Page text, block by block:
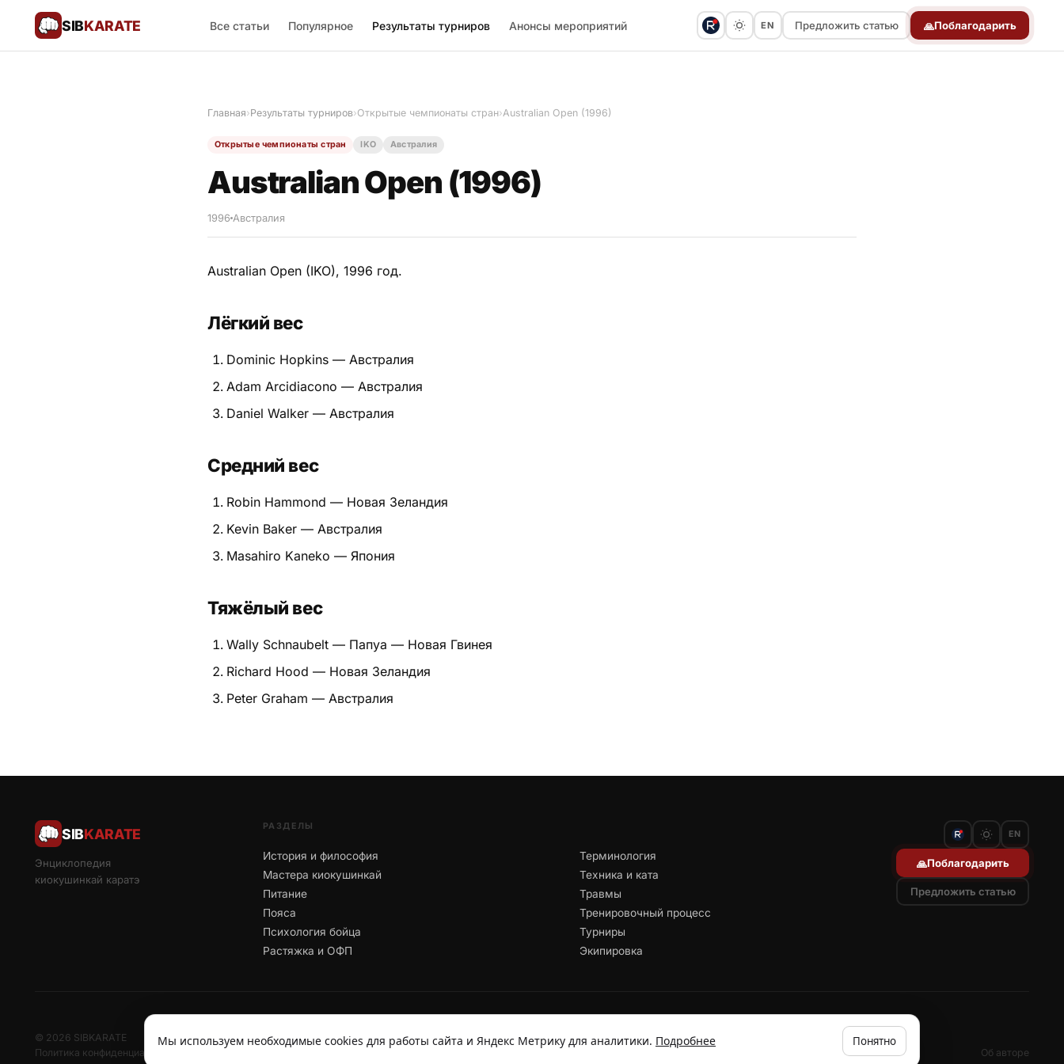
SIBKARATE Все статьи Популярное Результаты турниров Анонсы мероприятий EN Предложить статью 🙏Поблагодарить
Главная›Результаты турниров›Открытые чемпионаты стран›Australian Open (1996)
Открытые чемпионаты стран IKO Австралия
Australian Open (1996)
1996 Австралия
Australian Open (IKO), 1996 год.
Лёгкий вес
Dominic Hopkins — Австралия
Adam Arcidiacono — Австралия
Daniel Walker — Австралия
Средний вес
Robin Hammond — Новая Зеландия
Kevin Baker — Австралия
Masahiro Kaneko — Япония
Тяжёлый вес
Wally Schnaubelt — Папуа — Новая Гвинея
Richard Hood — Новая Зеландия
Peter Graham — Австралия
SIBKARATE
Энциклопедия
киокушинкай каратэ
РАЗДЕЛЫ
История и философия
Мастера киокушинкай
Питание
Пояса
Психология бойца
Растяжка и ОФП
Терминология
Техника и ката
Травмы
Тренировочный процесс
Турниры
Экипировка
EN
🙏Поблагодарить
Предложить статью
© 2026 SIBKARATE
Политика конфиденциальности
Об авторе
Мы используем необходимые cookies для работы сайта и Яндекс Метрику для аналитики. Подробнее Понятно